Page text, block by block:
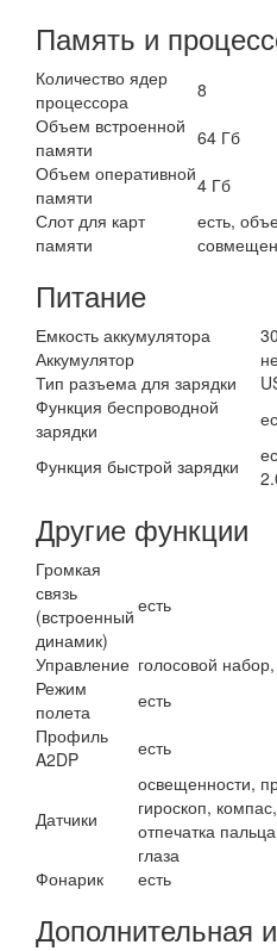
Память и
Количество ядер
процессора
8
Объем встроенной
памяти
64 Гб
Объем оперативной
памяти
4 Гб
Слот для карт
памяти
есть,
Питание
Емкость аккумулятора
Аккумулятор
Тип разъема для зарядки
Функция беспроводной
зарядки
Функция быстрой зарядки
Другие функции
Громкая
связь
(встроенный
динамик)
есть
Управление голосовой
Режим
полета
есть
Профиль
A2DP
есть
Датчики
освещенности,
гироскоп,
отпечатка
глаза
Фонарик
есть
Дополнительная